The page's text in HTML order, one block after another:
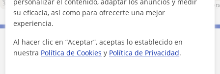
3 mi
Leaflet| © OpenStreetMapcontributors
Contacta con Maria
su eficacia, así como para ofrecerte una mejor
experiencia.
Al hacer clic en “Aceptar”, aceptas lo establecido en
nuestra Política de Cookies y Política de Privacidad.